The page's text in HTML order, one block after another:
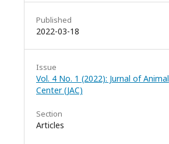
Published
2022-03-18
Issue
Vol. 4 No. 1 (2022): Jurnal of Animal
Center (JAC)
Section
Articles